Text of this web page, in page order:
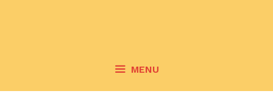
MENU